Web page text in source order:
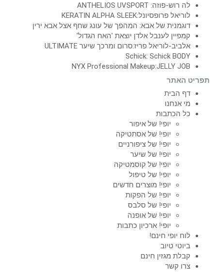
לה רוש-פוזה: ANTHELIOS UVSPORT
לוריאל פרופסיונל:KERATIN ALPHA SLEEK
דוגמנית של אבא: המהפך של עונג שחף אצל אבא ירין
קמפיין לענבל אלדן יוצאת 'האח הגדול'
אלביב-לוריאל פריז:סרום ומרכך שיער ULTIMATE
Schick: Schick BODY
NYX Professional Makeup:JELLY JOB
תפריט האתר
דף הבית
מי אנחנו
כל הכתבות
יופי! של איפור
יופי! של אסתטיקה
יופי! של ציפורניים
יופי! של שיער
יופי! של קוסמטיקה
יופי! של טיפול
יופי! מוצרים חדשים
יופי! של הפקות
יופי! של סלבס
יופי! של אופנה
יופי! ארכיון כתבות
לוח יופי חינם!
ביוטי טיוב
קבלת מגזין חינם
צרו קשר